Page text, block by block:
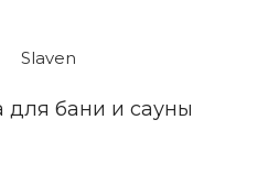
Slaven
для бани и сауны